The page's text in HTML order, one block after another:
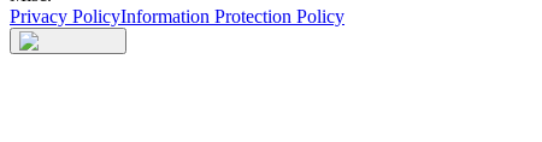
Privacy PolicyInformation Protection Policy